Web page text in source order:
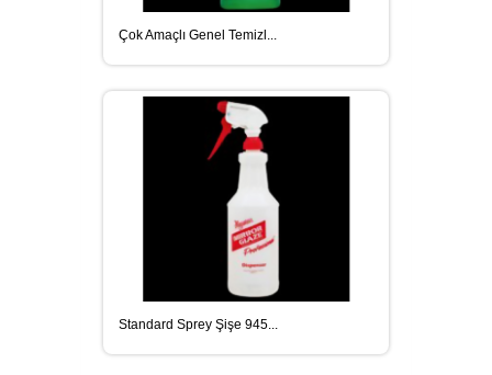
Çok Amaçlı Genel Temizl...
Standard Sprey Şişe 945...